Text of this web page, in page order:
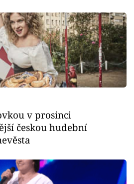
v prosinci
českou hudební